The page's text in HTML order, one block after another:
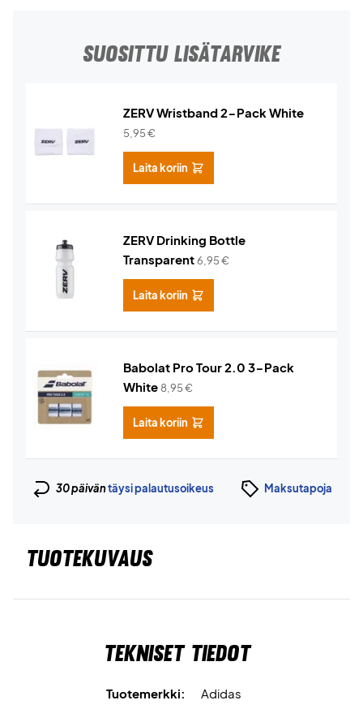
SUOSITTU LISÄTARVIKE
ZERV Wristband 2-Pack White
5,95€
Laita koriin
ZERV Drinking Bottle
Transparent6,95€
Laita koriin
Babolat Pro Tour 2.0 3-Pack
White 8,95€
Laita koriin
30 päiväntäysi palautusoikeus Maksutapoja
TUOTEKUVAUS
Tekniset tiedot
Tuotemerkki:
Adidas